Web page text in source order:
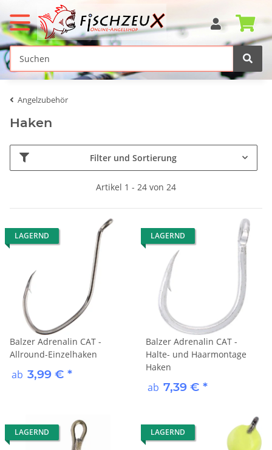
Angelzubehör
Haken
Filter und Sortierung
Artikel 1 - 24 von 24
LAGERND
Balzer Adrenalin CAT -
Allround-Einzelhaken
ab 3,99 € *
LAGERND
Balzer Adrenalin CAT -
Halte- und Haarmontage
Haken
ab 7,39 € *
LAGERND LAGERND